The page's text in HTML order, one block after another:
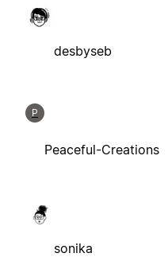
desbyseb
P
Peaceful-Creations
sonika